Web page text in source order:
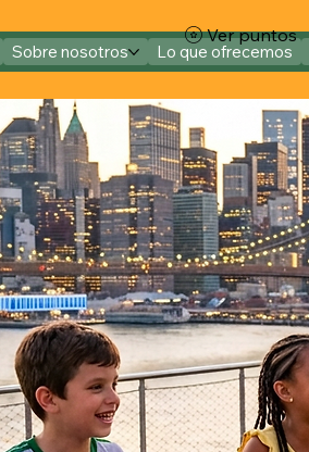
Sobre nosotros Lo que ofrecemos
Ver puntos